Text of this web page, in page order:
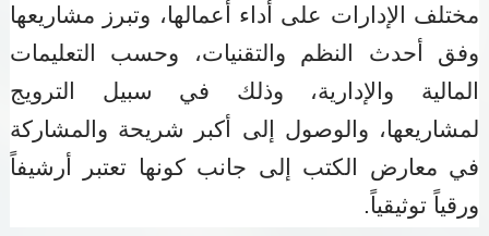
مختلف الإدارات على أداء أعمالها، وتبرز مشاريعها
وفق أحدث النظم والتقنيات، وحسب التعليمات
المالية والإدارية، وذلك في سبيل الترويج
لمشاريعها، والوصول إلى أكبر شريحة والمشاركة
في معارض الكتب إلى جانب كونها تعتبر أرشيفاً
ورقياً توثيقياً.